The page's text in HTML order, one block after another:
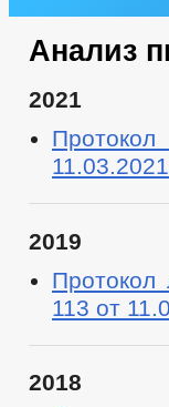
Анализ
2021
2019
113 от
2018